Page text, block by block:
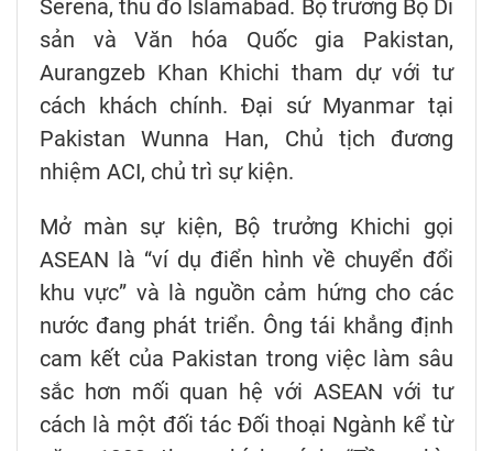
Serena, thủ đô Islamabad. Bộ trưởng Bộ Di
sản và Văn hóa Quốc gia Pakistan,
Aurangzeb Khan Khichi tham dự với tư
cách khách chính. Đại sứ Myanmar tại
Pakistan Wunna Han, Chủ tịch đương
nhiệm ACI, chủ trì sự kiện.
Mở màn sự kiện, Bộ trưởng Khichi gọi
ASEAN là “ví dụ điển hình về chuyển đổi
khu vực” và là nguồn cảm hứng cho các
nước đang phát triển. Ông tái khẳng định
cam kết của Pakistan trong việc làm sâu
sắc hơn mối quan hệ với ASEAN với tư
cách là một đối tác Đối thoại Ngành kể từ